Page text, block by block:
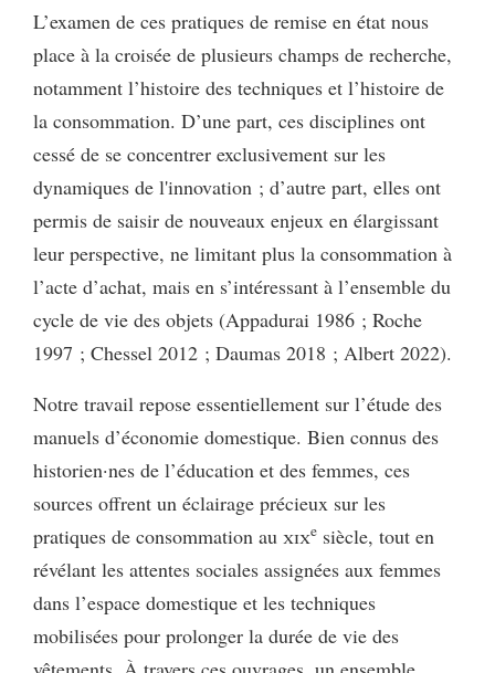
L’examen de ces pratiques de remise en état nous
place à la croisée de plusieurs champs de recherche,
notamment l’histoire des techniques et l’histoire de
la consommation. D’une part, ces disciplines ont
cessé de se concentrer exclusivement sur les
dynamiques de l'innovation ; d’autre part, elles ont
permis de saisir de nouveaux enjeux en élargissant
leur perspective, ne limitant plus la consommation à
l’acte d’achat, mais en s’intéressant à l’ensemble du
cycle de vie des objets (Appadurai 1986 ; Roche
1997 ; Chessel 2012 ; Daumas 2018 ; Albert 2022).
Notre travail repose essentiellement sur l’étude des
manuels d’économie domestique. Bien connus des
historien·nes de l’éducation et des femmes, ces
sources offrent un éclairage précieux sur les
pratiques de consommation au xixe siècle, tout en
révélant les attentes sociales assignées aux femmes
dans l’espace domestique et les techniques
mobilisées pour prolonger la durée de vie des